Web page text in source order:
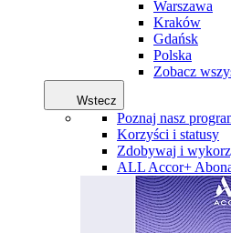
Warszawa
Kraków
Gdańsk
Polska
Zobacz
Wstecz
Poznaj nasz
Korzyści i statusy
Zdobywaj i
ALL Accor+